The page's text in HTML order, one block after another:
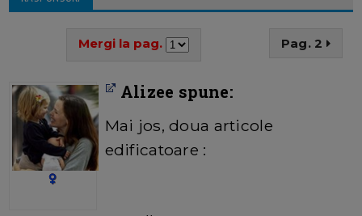
Mergi la pag. Pag. 2
Alizee spune:
Mai jos, doua articole
edificatoare :